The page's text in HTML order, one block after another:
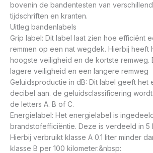
bovenin de bandentesten van
tijdschriften en kranten.
Uitleg bandenlabels
Grip label: Dit label laat zien hoe efficiënt
remmen op een nat wegdek. Hierbij heeft
hoogste veiligheid en de kortste remweg.
lagere veiligheid en een langere remweg
Geluidsproductie in dB: Dit label geeft het
decibel aan. de geluidsclassificering
de letters A. B of C.
Energielabel: Het energielabel is
brandstofefficiëntie. Deze is verdeeld in 5
Hierbij verbruikt klasse A 0.1 liter minder
klasse B per 100 kilometer.&nbsp: